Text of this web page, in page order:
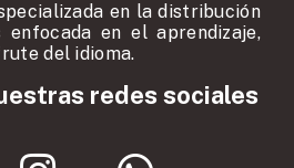
en la distribución
en el aprendizaje,
del idioma.
redes sociales